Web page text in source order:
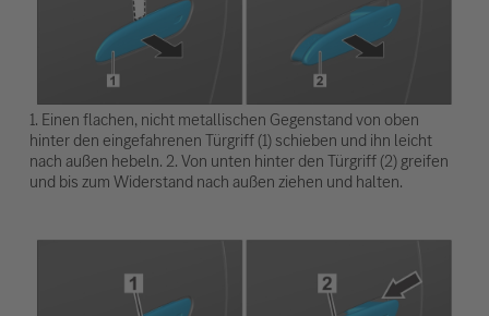
1. Einen flachen, nicht metallischen Gegenstand von oben
hinter den eingefahrenen Türgriff (1) schieben und ihn leicht
nach außen hebeln. 2. Von unten hinter den Türgriff (2) greifen
und bis zum Widerstand nach außen ziehen und halten.